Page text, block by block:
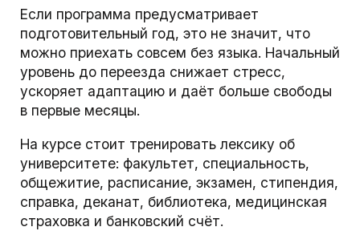
Если программа предусматривает
подготовительный год, это не значит, что
можно приехать совсем без языка. Начальный
уровень до переезда снижает стресс,
ускоряет адаптацию и даёт больше свободы
в первые месяцы.
На курсе стоит тренировать лексику об
университете: факультет, специальность,
общежитие, расписание, экзамен, стипендия,
справка, деканат, библиотека, медицинская
страховка и банковский счёт.